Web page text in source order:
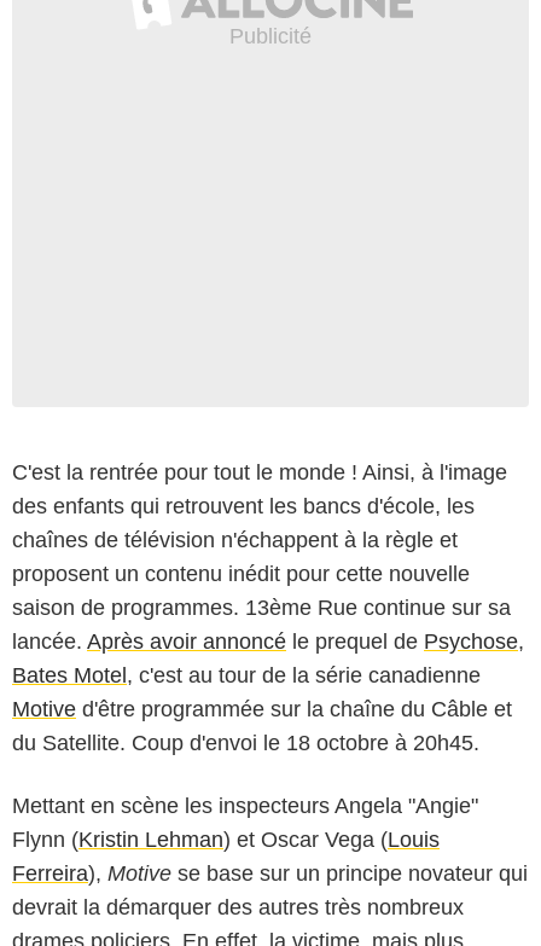
C'est la rentrée pour tout le monde ! Ainsi, à l'image
des enfants qui retrouvent les bancs d'école, les
chaînes de télévision n'échappent à la règle et
proposent un contenu inédit pour cette nouvelle
saison de programmes. 13ème Rue continue sur sa
lancée. Après avoir annoncé le prequel de Psychose,
Bates Motel, c'est au tour de la série canadienne
Motive d'être programmée sur la chaîne du Câble et
du Satellite. Coup d'envoi le 18 octobre à 20h45.
Mettant en scène les inspecteurs Angela "Angie"
Flynn (Kristin Lehman) et Oscar Vega (Louis
Ferreira), Motive se base sur un principe novateur qui
devrait la démarquer des autres très nombreux
drames policiers. En effet, la victime, mais plus